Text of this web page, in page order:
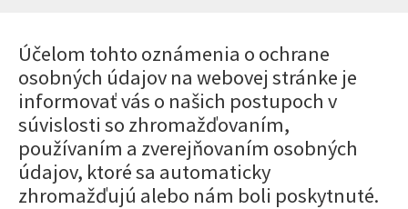
Účelom tohto oznámenia o ochrane
osobných údajov na webovej stránke je
informovať vás o našich postupoch v
súvislosti so zhromažďovaním,
používaním a zverejňovaním osobných
údajov, ktoré sa automaticky
zhromažďujú alebo nám boli poskytnuté.